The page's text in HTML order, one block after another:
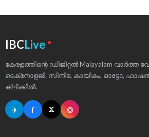
IBCLive ●
കേരളത്തിന്റെ ഡിജിറ്റൽ Malayalam വാർത്ത
ടെക്‌നോളജി, സിനിമ, കായികം, ഓട്ടോ,
ക്ലിക്കിൽ.
✈ f 𝕏 ◎